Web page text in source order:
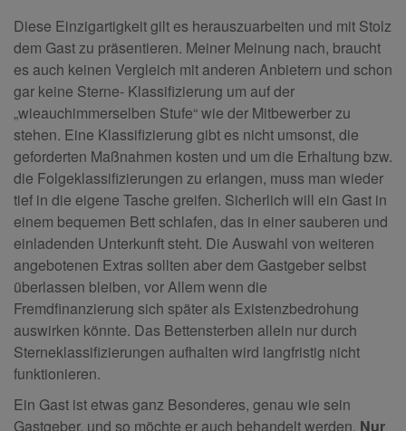
Diese Einzigartigkeit gilt es herauszuarbeiten und mit Stolz
dem Gast zu präsentieren. Meiner Meinung nach, braucht
es auch keinen Vergleich mit anderen Anbietern und schon
gar keine Sterne- Klassifizierung um auf der
„wieauchimmerselben Stufe“ wie der Mitbewerber zu
stehen. Eine Klassifizierung gibt es nicht umsonst, die
geforderten Maßnahmen kosten und um die Erhaltung bzw.
die Folgeklassifizierungen zu erlangen, muss man wieder
tief in die eigene Tasche greifen. Sicherlich will ein Gast in
einem bequemen Bett schlafen, das in einer sauberen und
einladenden Unterkunft steht. Die Auswahl von weiteren
angebotenen Extras sollten aber dem Gastgeber selbst
überlassen bleiben, vor Allem wenn die
Fremdfinanzierung sich später als Existenzbedrohung
auswirken könnte. Das Bettensterben allein nur durch
Sterneklassifizierungen aufhalten wird langfristig nicht
funktionieren.
Ein Gast ist etwas ganz Besonderes, genau wie sein
Gastgeber, und so möchte er auch behandelt werden. Nur